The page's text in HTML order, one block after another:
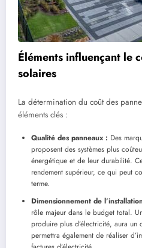
Éléments influençant le
solaires
La détermination du coût des
éléments clés :
Qualité des panneaux : Des
proposent des systèmes plus
énergétique et de leur durabilité.
rendement supérieur, ce qui peut
terme.
Dimensionnement de
rôle majeur dans le budget total.
produire plus d’électricité, aura un
permettra également de réaliser